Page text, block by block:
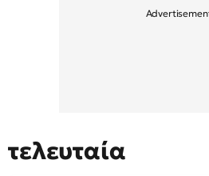
τελευταία